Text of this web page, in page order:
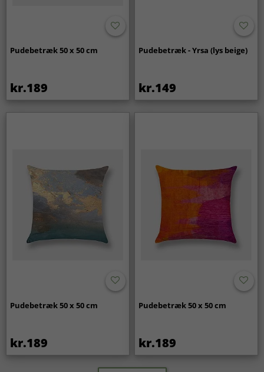
Pudebetræk 50 x 50 cm
kr.189
Pudebetræk - Yrsa (lys beige)
kr.149
Pudebetræk 50 x 50 cm
kr.189
Pudebetræk 50 x 50 cm
kr.189